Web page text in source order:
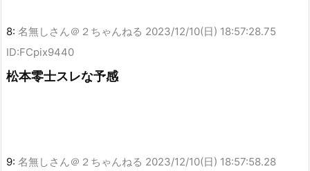
8: 名無しさん＠２ちゃんねる 2023/12/10(日) 18:57:28.75
ID:FCpix9440
松本零士スレな予感
9: 名無しさん＠２ちゃんねる 2023/12/10(日) 18:57:58.28